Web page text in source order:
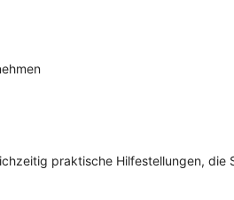
praktische Hilfestellungen, die